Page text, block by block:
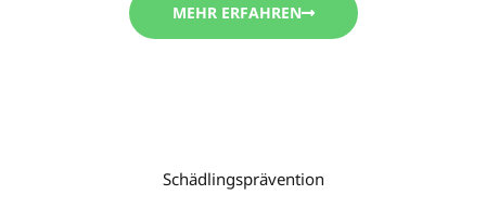
MEHR ERFAHREN
Schädlingsprävention